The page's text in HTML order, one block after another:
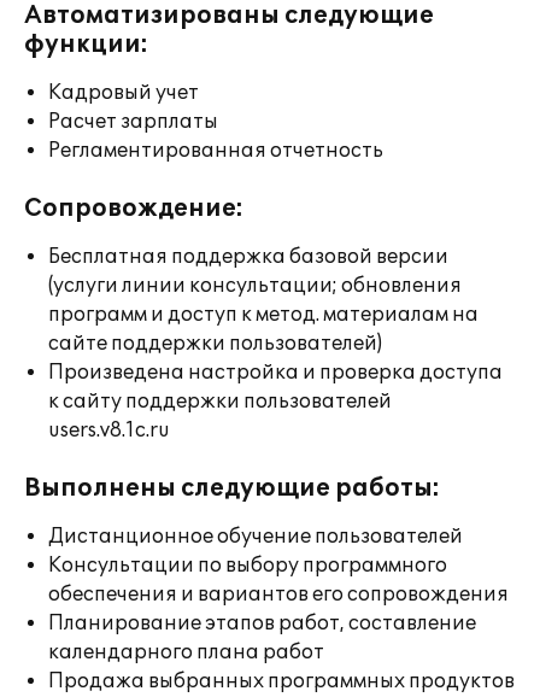
Автоматизированы следующие
функции:
Кадровый учет
Расчет зарплаты
Регламентированная отчетность
Сопровождение:
Бесплатная поддержка базовой версии
(услуги линии консультации; обновления
программ и доступ к метод. материалам на
сайте поддержки пользователей)
Произведена настройка и проверка доступа
к сайту поддержки пользователей
users.v8.1c.ru
Выполнены следующие работы:
Дистанционное обучение пользователей
Консультации по выбору программного
обеспечения и вариантов его сопровождения
Планирование этапов работ, составление
календарного плана работ
Продажа выбранных программных продуктов